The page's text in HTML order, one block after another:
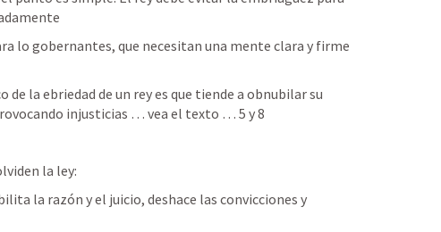
lo gobernantes, que necesitan una mente clara y firme
de la ebriedad de un rey es que tiende a obnubilar su
injusticias … vea el texto … 5 y 8
la ley:
la razón y el juicio, deshace las convicciones y